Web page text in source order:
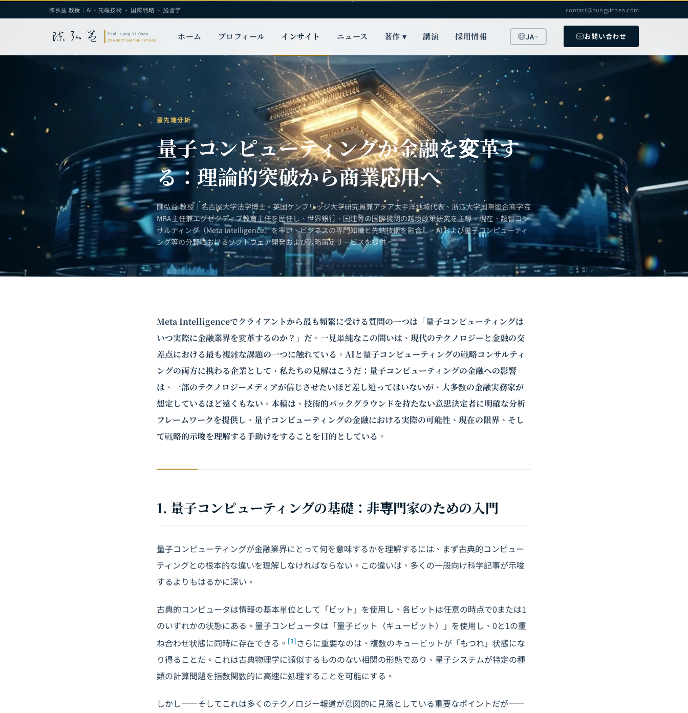
陳弘益 教授｜AI・先端技術 · 国際戦略 · 経営学 contact@hungyichen.com
ホーム プロフィール インサイト ニュース 著作 ▾ 講演 採用情報 JA お問い合わせ
最先端分析
量子コンピューティングが金融を変革す
る：理論的突破から商業応用へ
陳弘益 教授｜名古屋大学法学博士。英国ケンブリッジ大学研究員兼アジア太平洋地域代表、浙江大学国際連合商学院
MBA主任兼エグゼクティブ教育主任を歴任し、世界銀行、国連等の国際機関の越境政策研究を主導。現在、超智コン
サルティング（Meta Intelligence）を率い、ビジネスの専門知識と先端技術を融合し、AIおよび量子コンピューティ
ング等の分野におけるソフトウェア開発および戦略策定サービスを提供。
Meta Intelligenceでクライアントから最も頻繁に受ける質問の一つは「量子コンピューティングは
いつ実際に金融業界を変革するのか？」だ。一見単純なこの問いは、現代のテクノロジーと金融の交
差点における最も複雑な課題の一つに触れている。AIと量子コンピューティングの戦略コンサルティ
ングの両方に携わる企業として、私たちの見解はこうだ：量子コンピューティングの金融への影響
は、一部のテクノロジーメディアが信じさせたいほど差し迫ってはいないが、大多数の金融実務家が
想定しているほど遠くもない。本稿は、技術的バックグラウンドを持たない意思決定者に明確な分析
フレームワークを提供し、量子コンピューティングの金融における実際の可能性、現在の限界、そし
て戦略的示唆を理解する手助けをすることを目的としている。
1. 量子コンピューティングの基礎：非専門家のための入門
量子コンピューティングが金融業界にとって何を意味するかを理解するには、まず古典的コンピュー
ティングとの根本的な違いを理解しなければならない。この違いは、多くの一般向け科学記事が示唆
するよりもはるかに深い。
古典的コンピュータは情報の基本単位として「ビット」を使用し、各ビットは任意の時点で0または1
のいずれかの状態にある。量子コンピュータは「量子ビット（キュービット）」を使用し、0と1の重
ね合わせ状態に同時に存在できる。 [1]さらに重要なのは、複数のキュービットが「もつれ」状態にな
り得ることだ。これは古典物理学に類似するもののない相関の形態であり、量子システムが特定の種
類の計算問題を指数関数的に高速に処理することを可能にする。
しかし――そしてこれは多くのテクノロジー報道が意図的に見落としている重要なポイントだが――